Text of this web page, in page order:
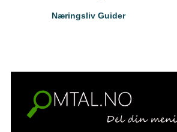
Næringsliv Guider